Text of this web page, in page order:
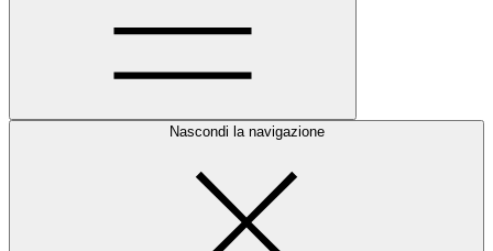
Nascondi la navigazione